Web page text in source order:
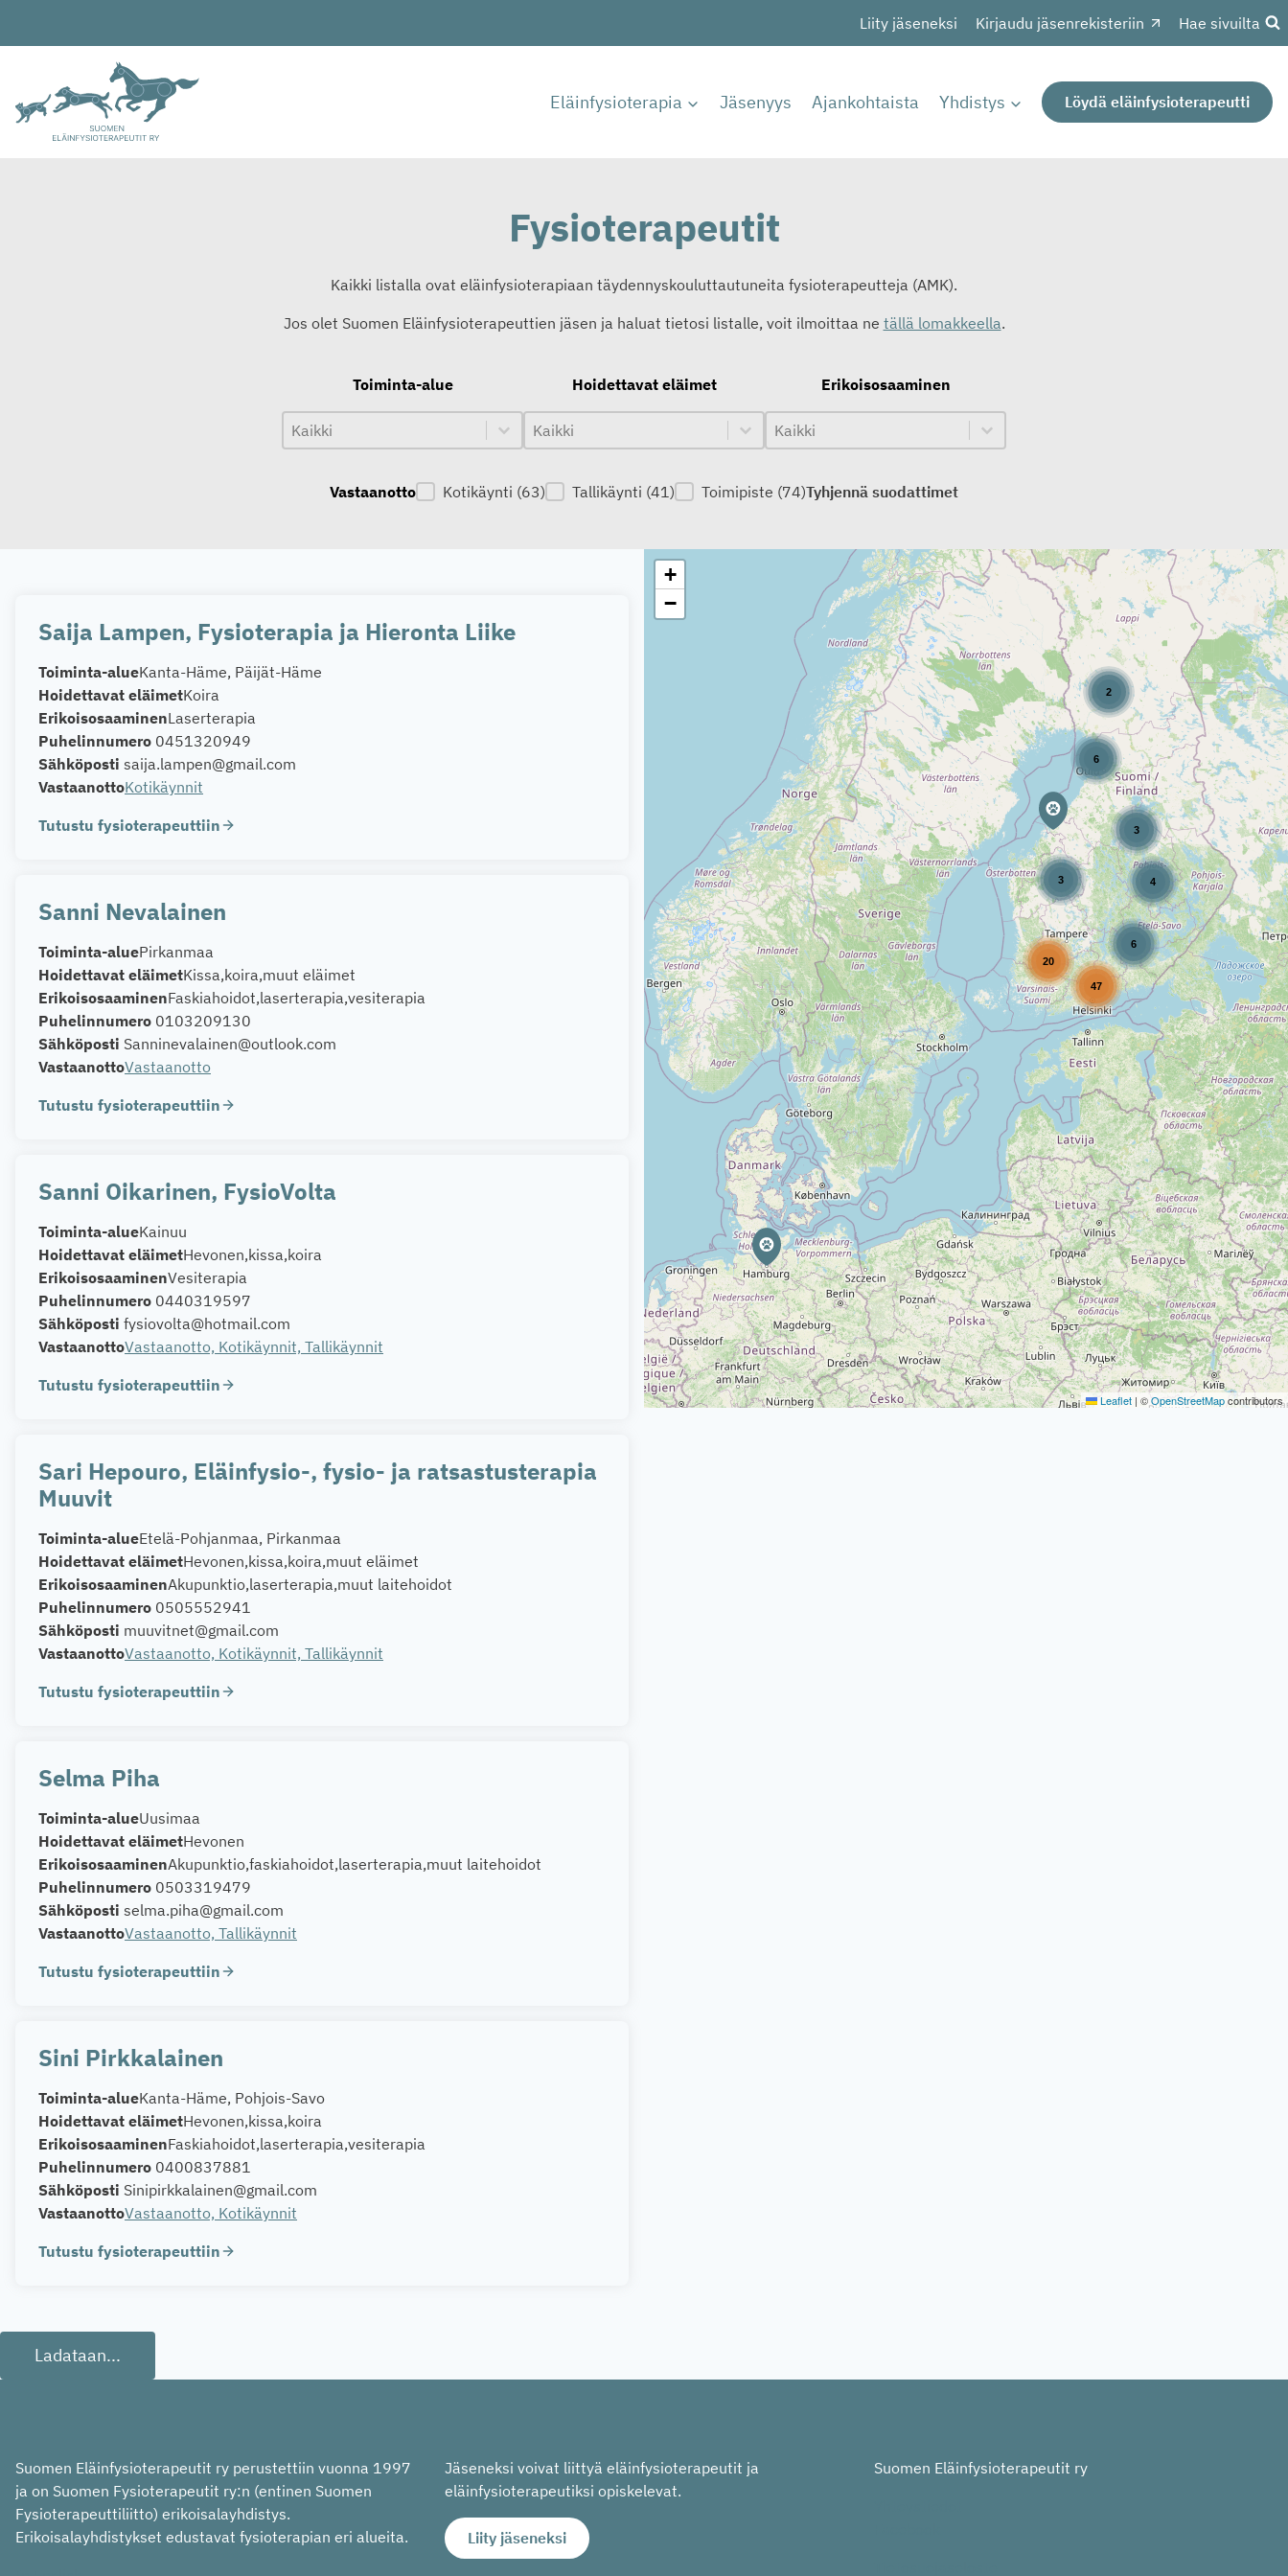
Liity jäseneksi Kirjaudu jäsenrekisteriin Hae sivuilta
Eläinfysioterapia Jäsenyys Ajankohtaista Yhdistys Löydä eläinfysioterapeutti
Fysioterapeutit
Kaikki listalla ovat eläinfysioterapiaan täydennyskouluttautuneita fysioterapeutteja (AMK).
Jos olet Suomen Eläinfysioterapeuttien jäsen ja haluat tietosi listalle, voit ilmoittaa ne tällä lomakkeella.
Toiminta-alue
Toiminta-alue
Toiminta-alue
Toiminta-alue
Hoidettavat eläimet
Hoidettavat eläimet
Hoidettavat eläimet
Hoidettavat eläimet
Erikoisosaaminen
Erikoisosaaminen
Erikoisosaaminen
Erikoisosaaminen
Vastaanotto Vastaanotto
Kotikäynti (63) Tallikäynti (41) Toimipiste (74)Tyhjennä suodattimet
Saija Lampen, Fysioterapia ja Hieronta Liike
Toiminta-alueKanta-Häme, Päijät-Häme
Hoidettavat eläimetKoira
ErikoisosaaminenLaserterapia
Puhelinnumero 0451320949
Sähköposti saija.lampen@gmail.com
VastaanottoKotikäynnit
Tutustu fysioterapeuttiin
Sanni Nevalainen
Toiminta-aluePirkanmaa
Hoidettavat eläimetKissa koira muut eläimet
ErikoisosaaminenFaskiahoidot laserterapia vesiterapia
Puhelinnumero 0103209130
Sähköposti Sanninevalainen@outlook.com
VastaanottoVastaanotto
Tutustu fysioterapeuttiin
Sanni Oikarinen, FysioVolta
Toiminta-alueKainuu
Hoidettavat eläimetHevonen kissa koira
ErikoisosaaminenVesiterapia
Puhelinnumero 0440319597
Sähköposti fysiovolta@hotmail.com
VastaanottoVastaanotto, Kotikäynnit, Tallikäynnit
Tutustu fysioterapeuttiin
Sari Hepouro, Eläinfysio-, fysio- ja ratsastusterapia
Muuvit
Toiminta-alueEtelä-Pohjanmaa, Pirkanmaa
Hoidettavat eläimetHevonen kissa koira muut eläimet
ErikoisosaaminenAkupunktio laserterapia muut laitehoidot
Puhelinnumero 0505552941
Sähköposti muuvitnet@gmail.com
VastaanottoVastaanotto, Kotikäynnit, Tallikäynnit
Tutustu fysioterapeuttiin
Selma Piha
Toiminta-alueUusimaa
Hoidettavat eläimetHevonen
ErikoisosaaminenAkupunktio faskiahoidot laserterapia muut laitehoidot
Puhelinnumero 0503319479
Sähköposti selma.piha@gmail.com
VastaanottoVastaanotto, Tallikäynnit
Tutustu fysioterapeuttiin
Sini Pirkkalainen
Toiminta-alueKanta-Häme, Pohjois-Savo
Hoidettavat eläimetHevonen kissa koira
ErikoisosaaminenFaskiahoidot laserterapia vesiterapia
Puhelinnumero 0400837881
Sähköposti Sinipirkkalainen@gmail.com
VastaanottoVastaanotto, Kotikäynnit
Tutustu fysioterapeuttiin
Kartta
2
3 4
6
3
6
47
20
+
−
Leaflet | ©OpenStreetMapcontributors
Ladataan...
Suomen Eläinfysioterapeutit ry perustettiin vuonna 1997
ja on Suomen Fysioterapeutit ry:n (entinen Suomen
Fysioterapeuttiliitto) erikoisalayhdistys.
Erikoisalayhdistykset edustavat fysioterapian eri alueita.
Jäseneksi voivat liittyä eläinfysioterapeutit ja
eläinfysioterapeutiksi opiskelevat.
Liity jäseneksi
Suomen Eläinfysioterapeutit ry